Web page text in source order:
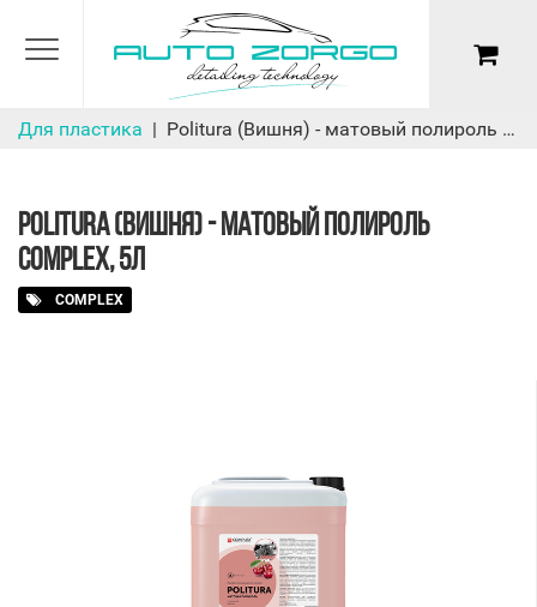
Для пластика Politura (Вишня) - матовый полироль Complex, 5л
POLITURA (ВИШНЯ) - МАТОВЫЙ ПОЛИРОЛЬ
COMPLEX, 5Л
COMPLEX